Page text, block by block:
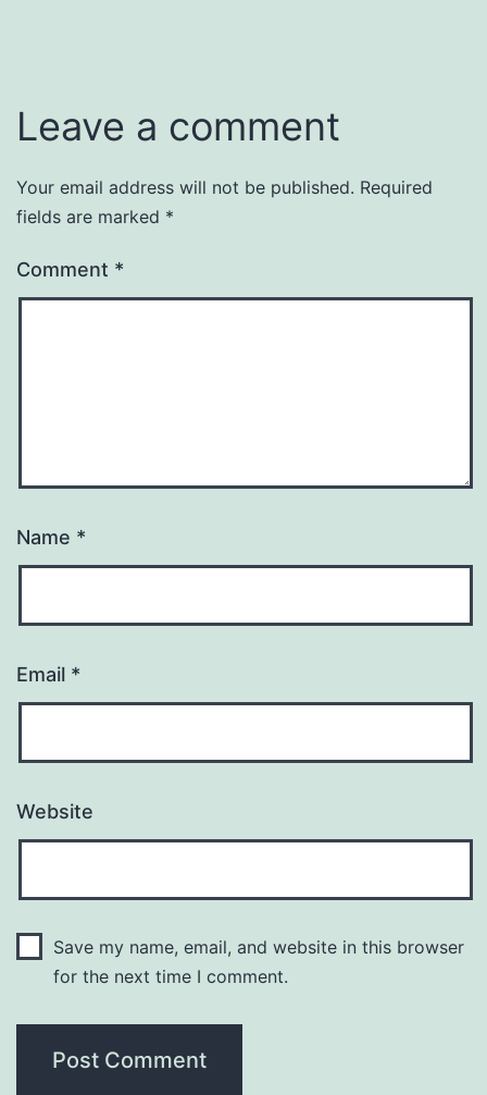
Leave a comment
Your email address will not be published. Required
fields are marked *
Comment *
Name *
Email *
Website
Save my name, email, and website in this browser
for the next time I comment.